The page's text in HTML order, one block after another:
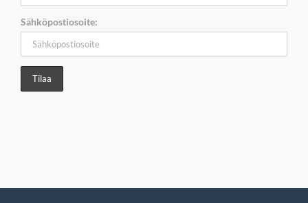
Sähköpostiosoite: